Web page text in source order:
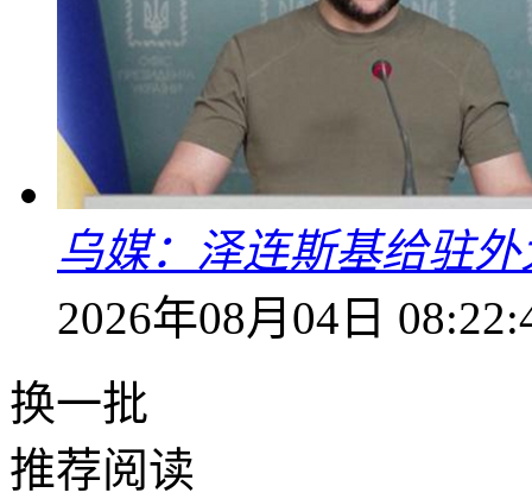
乌媒：泽连斯基给驻
2026年08月04日
换一批
推荐阅读